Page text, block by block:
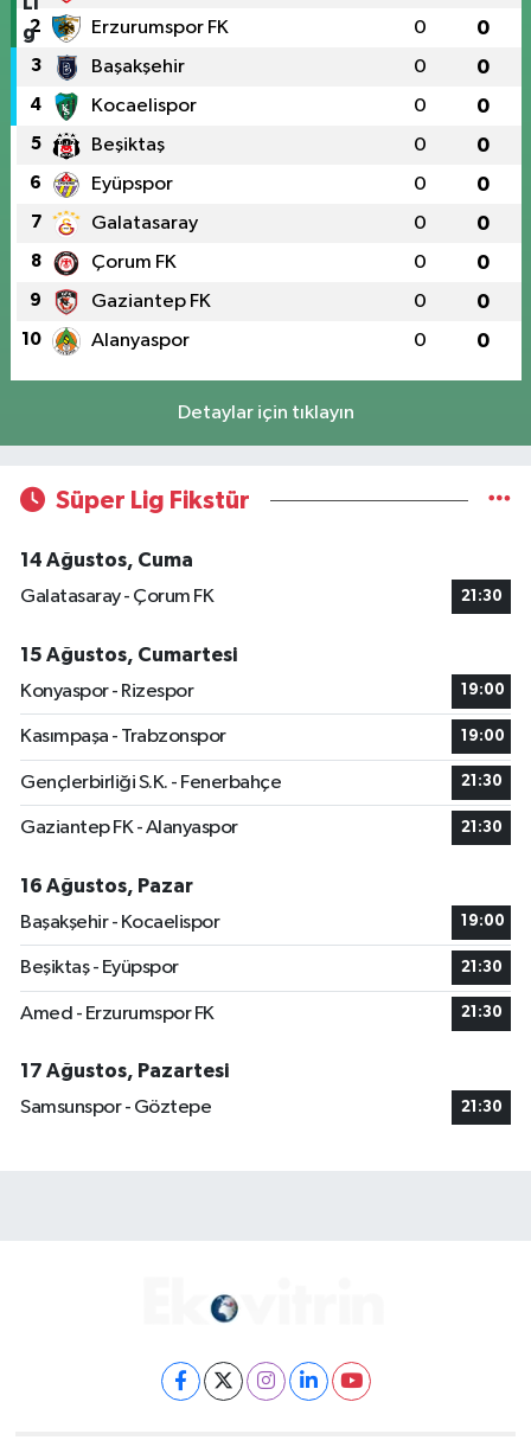
2 Erzurumspor FK 0 0
3 Başakşehir 0 0
4 Kocaelispor 0 0
5 Beşiktaş 0 0
6 Eyüpspor 0 0
7 Galatasaray 0 0
8 Çorum FK 0 0
9 Gaziantep FK 0 0
10 Alanyaspor 0 0
Detaylar için tıklayın
Süper Lig Fikstür
14 Ağustos, Cuma
Galatasaray - Çorum FK
21:30
15 Ağustos, Cumartesi
Konyaspor - Rizespor
19:00
Kasımpaşa - Trabzonspor 19:00
Gençlerbirliği S.K. - Fenerbahçe 21:30
Gaziantep FK - Alanyaspor 21:30
16 Ağustos, Pazar
Başakşehir - Kocaelispor
19:00
Beşiktaş - Eyüpspor 21:30
Amed - Erzurumspor FK 21:30
17 Ağustos, Pazartesi
Samsunspor - Göztepe
21:30